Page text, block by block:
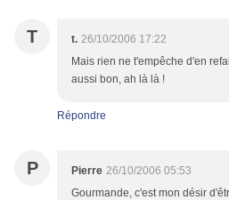
T t. 26/10/2006 17:22
Mais rien ne t'empêche d'en
aussi bon, ah là là !
Répondre
P Pierre 26/10/2006 05:53
Gourmande, c'est mon désir